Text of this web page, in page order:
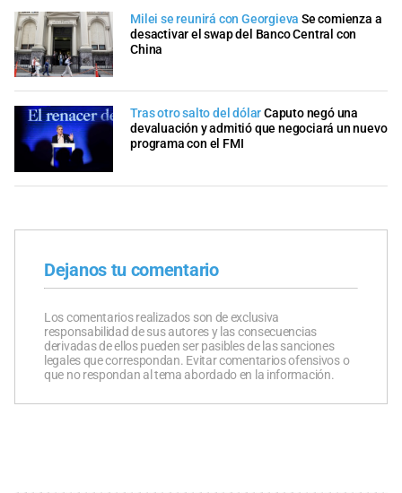
Milei se reunirá con Georgieva Se comienza a
desactivar el swap del Banco Central con
China
Tras otro salto del dólarCaputo negó una
devaluación y admitió que negociará un nuevo
programa con el FMI
Dejanos tu comentario
Los comentarios realizados son de exclusiva
responsabilidad de sus autores y las consecuencias
derivadas de ellos pueden ser pasibles de las sanciones
legales que correspondan. Evitar comentarios ofensivos o
que no respondan al tema abordado en la información.